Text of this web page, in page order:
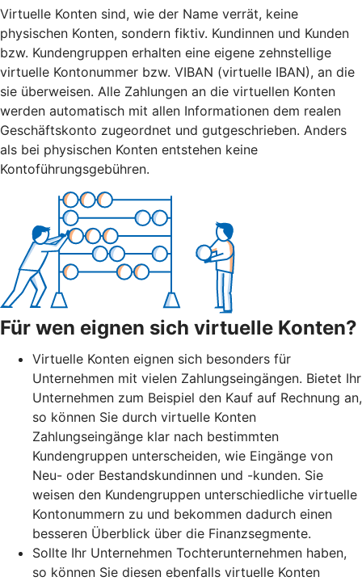
Virtuelle Konten sind, wie der Name verrät, keine
physischen Konten, sondern fiktiv. Kundinnen und Kunden
bzw. Kundengruppen erhalten eine eigene zehnstellige
virtuelle Kontonummer bzw. VIBAN (virtuelle IBAN), an die
sie überweisen. Alle Zahlungen an die virtuellen Konten
werden automatisch mit allen Informationen dem realen
Geschäftskonto zugeordnet und gutgeschrieben. Anders
als bei physischen Konten entstehen keine
Kontoführungsgebühren.
Für wen eignen sich virtuelle Konten?
Virtuelle Konten eignen sich besonders für
Unternehmen mit vielen Zahlungseingängen. Bietet Ihr
Unternehmen zum Beispiel den Kauf auf Rechnung an,
so können Sie durch virtuelle Konten
Zahlungseingänge klar nach bestimmten
Kundengruppen unterscheiden, wie Eingänge von
Neu- oder Bestandskundinnen und -kunden. Sie
weisen den Kundengruppen unterschiedliche virtuelle
Kontonummern zu und bekommen dadurch einen
besseren Überblick über die Finanzsegmente.
Sollte Ihr Unternehmen Tochterunternehmen haben,
so können Sie diesen ebenfalls virtuelle Konten